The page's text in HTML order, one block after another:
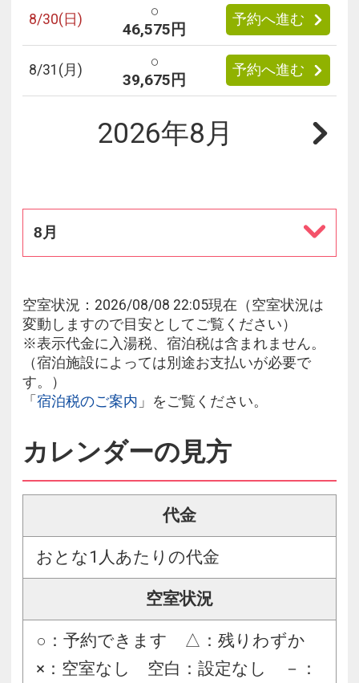
8/30(日)
○
46,575円
予約へ進む
8/31 (月)
○
39,675円
予約へ進む
2026年8月
8月
空室状況：2026/08/08 22:05現在（空室状況は
変動しますので目安としてご覧ください）
※表示代金に入湯税、宿泊税は含まれません。
（宿泊施設によっては別途お支払いが必要で
す。）
「 宿泊税のご案内 」をご覧ください。
カレンダーの見方
代金
おとな1人あたりの代金
空室状況
○：予約できます △：残りわずか
×：空室なし 空白：設定なし －：